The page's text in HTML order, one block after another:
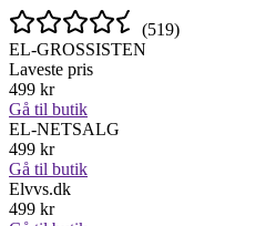
(519)
EL-GROSSISTEN
Laveste pris
499 kr
Gå til butik
EL-NETSALG
499 kr
Gå til butik
Elvvs.dk
499 kr